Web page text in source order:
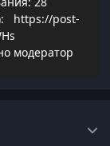
https://post-
модератор